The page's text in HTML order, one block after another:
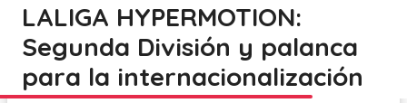
LALIGA HYPERMOTION:
Segunda División y palanca
para la internacionalización